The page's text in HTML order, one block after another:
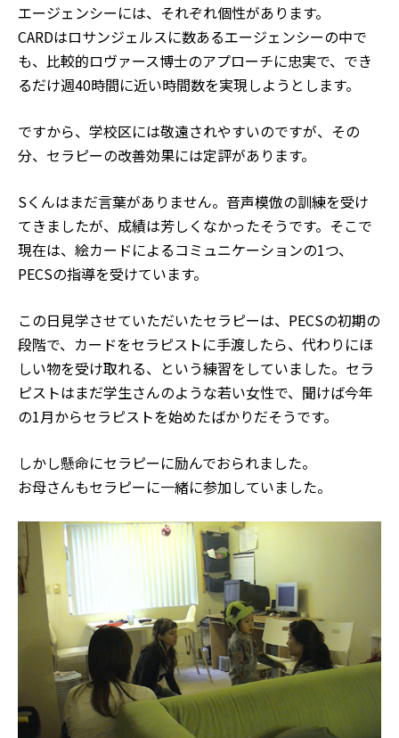
エージェンシーには、それぞれ個性があります。
CARDはロサンジェルスに数あるエージェンシーの中で
も、比較的ロヴァース博士のアプローチに忠実で、でき
るだけ週40時間に近い時間数を実現しようとします。
ですから、学校区には敬遠されやすいのですが、その
分、セラピーの改善効果には定評があります。
Sくんはまだ言葉がありません。音声模倣の訓練を受け
てきましたが、成績は芳しくなかったそうです。そこで
現在は、絵カードによるコミュニケーションの1つ、
PECSの指導を受けています。
この日見学させていただいたセラピーは、PECSの初期の
段階で、カードをセラピストに手渡したら、代わりにほ
しい物を受け取れる、という練習をしていました。セラ
ピストはまだ学生さんのような若い女性で、聞けば今年
の1月からセラピストを始めたばかりだそうです。
しかし懸命にセラピーに励んでおられました。
お母さんもセラピーに一緒に参加していました。